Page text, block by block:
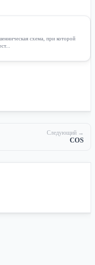
схема, при которой
Следующий →
COS